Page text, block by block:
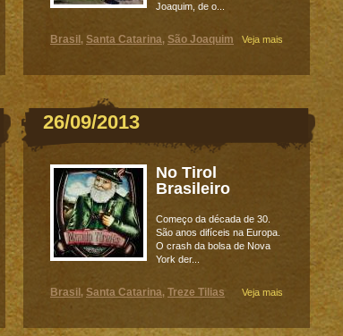
Joaquim, de o...
Veja mais
Brasil , Santa Catarina, São Joaquim
26/09/2013
No Tirol
Brasileiro
Começo da década de 30.
São anos difíceis na Europa.
O crash da bolsa de Nova
York der...
Veja mais
Brasil , Santa Catarina, Treze Tilias